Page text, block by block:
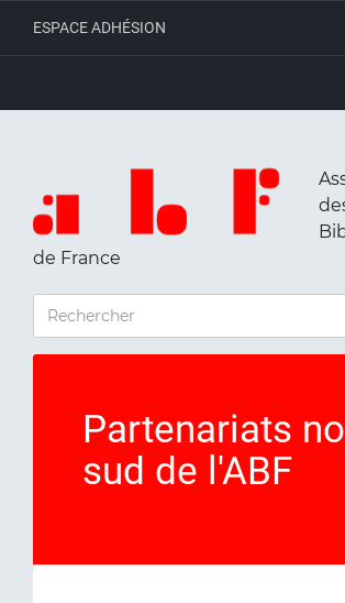
ESPACE ADHÉSION
de France
RECHERCHER
Partenariats
sud de l'ABF